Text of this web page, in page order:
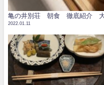
亀の井別荘 朝食 徹底紹介
2022.01.11